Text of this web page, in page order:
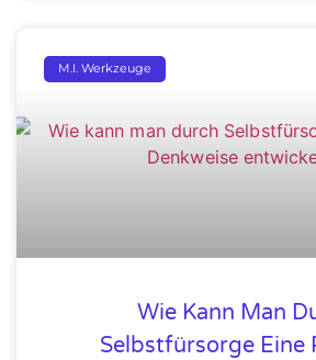
M.I. Werkzeuge
Wie Kann Man
Selbstfürsorge Eine